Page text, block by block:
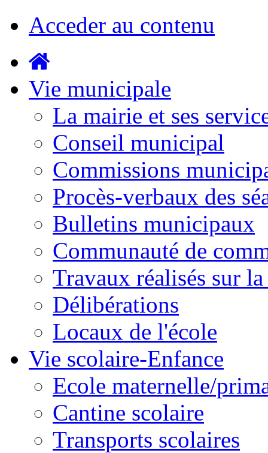
Acceder au contenu
Vie municipale
La mairie et ses
Conseil municipal
Commissions
Procès-verbaux des
Bulletins municipaux
Communauté de
Travaux réalisés sur
Délibérations
Locaux de l'école
Vie scolaire-Enfance
Ecole maternelle/
Cantine scolaire
Transports scolaires